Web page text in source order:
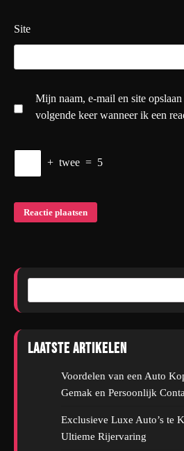
Site
Mijn naam, e-mail en site
volgende keer wanneer ik een
+ twee = 5
Laatste artikelen
Voordelen van een Auto
Gemak en Persoonlijk
Exclusieve Luxe Auto’s te
Ultieme Rijervaring